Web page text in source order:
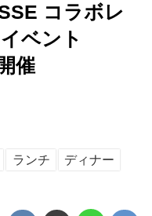
コラボレ
ベント
催
ランチ
ディナー